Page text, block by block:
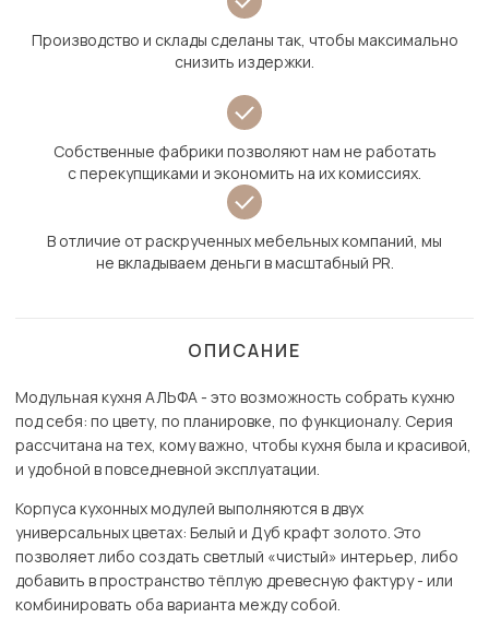
Производство и склады сделаны так, чтобы максимально
снизить издержки.
Собственные фабрики позволяют нам не работать
с перекупщиками и экономить на их комиссиях.
В отличие от раскрученных мебельных компаний, мы
не вкладываем деньги в масштабный PR.
ОПИСАНИЕ
Модульная кухня АЛЬФА - это возможность собрать кухню
под себя: по цвету, по планировке, по функционалу. Серия
рассчитана на тех, кому важно, чтобы кухня была и красивой,
и удобной в повседневной эксплуатации.
Корпуса кухонных модулей выполняются в двух
универсальных цветах: Белый и Дуб крафт золото. Это
позволяет либо создать светлый «чистый» интерьер, либо
добавить в пространство тёплую древесную фактуру - или
комбинировать оба варианта между собой.